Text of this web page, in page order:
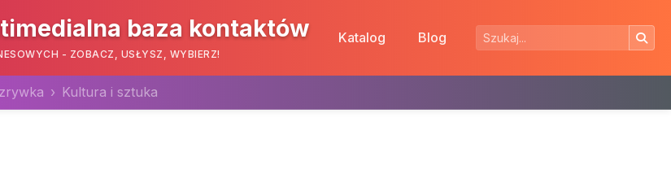
baza kontaktów
- ZOBACZ, USŁYSZ, WYBIERZ!
Katalog Blog
Kultura i sztuka